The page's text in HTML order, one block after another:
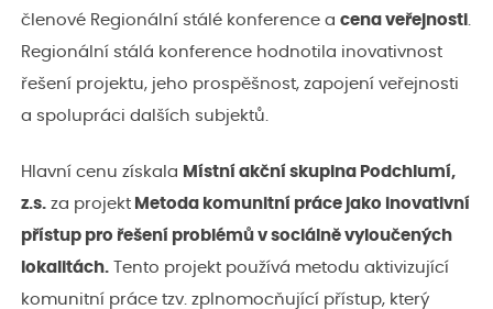
členové Regionální stálé konference a cena veřejnosti
Regionální stálá konference hodnotila inovativnost
řešení projektu, jeho prospěšnost, zapojení veřejnosti
a spolupráci dalších subjektů.
Hlavní cenu získala Místní akční skupina Podchlumí,
z.s. za projekt Metoda komunitní práce jako inovativní
přístup pro řešení problémů v sociálně vyloučených
lokalitách. Tento projekt používá metodu aktivizující
komunitní práce tzv. zplnomocňující přístup, který